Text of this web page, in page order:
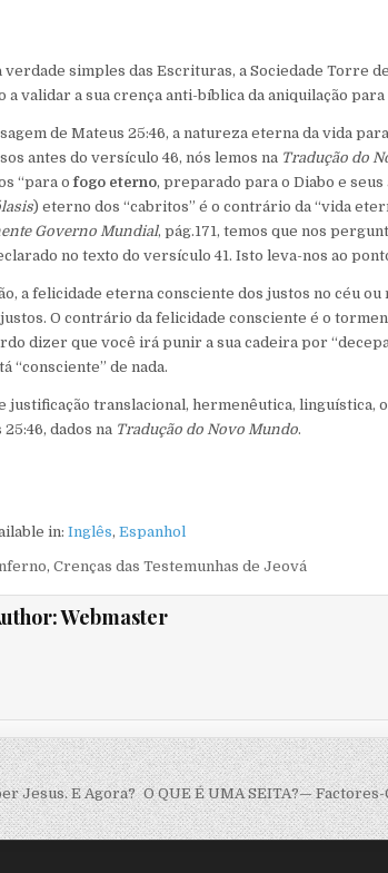
verdade simples das Escrituras, a Sociedade Torre
a validar a sua crença anti-bíblica da aniquilação
de Mateus 25:46, a natureza eterna da vida
antes do versículo 46, nós lemos na Tradução do
“para ofogo eterno, preparado para o Diabo e seus
) eterno dos “cabritos” é o contrário da “vida
Governo Mundial, pág.171, temos que nos
no texto do versículo 41. Isto leva-nos ao
a felicidade eterna consciente dos justos no céu ou
O contrário da felicidade consciente é o
dizer que você irá punir a sua cadeira por
“consciente” de nada.
justificação translacional, hermenêutica,
dados na Tradução do Novo Mundo.
in:Inglês Espanhol
,Crenças das Testemunhas de Jeová
Webmaster
de artigos
Jesus. E Agora? O QUE É UMA SEITA?—